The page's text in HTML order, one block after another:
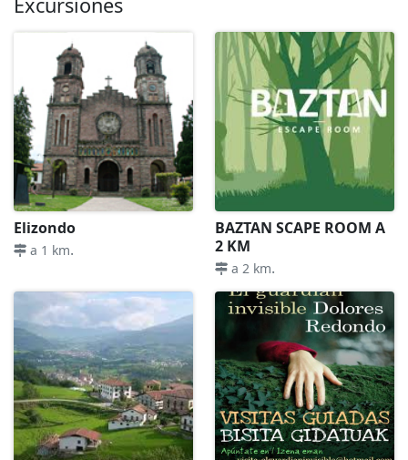
Elizondo
a 1 km.
BAZTAN SCAPE ROOM A
2 KM
a 2 km.